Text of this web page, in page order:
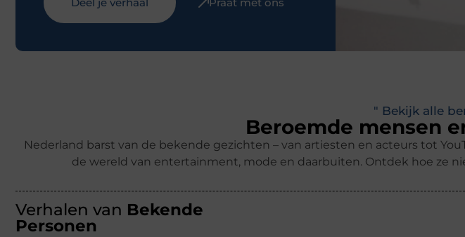
" Bekijk alle
Beroemde mensen
Nederland barst van de bekende gezichten – van artiesten en acteurs tot
de wereld van entertainment, mode en daarbuiten. Ontdek hoe ze
Verhalen van Bekende
Personen